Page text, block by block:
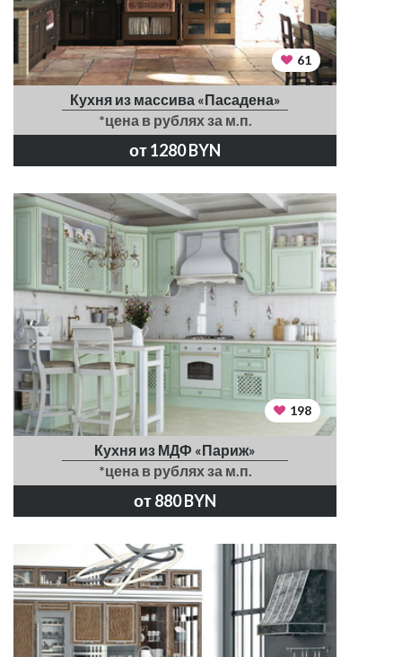
61
Кухня из массива «Пасадена»
*цена в рублях за м.п.
от 1280 BYN
198
Кухня из МДФ «Париж»
*цена в рублях за м.п.
от 880 BYN